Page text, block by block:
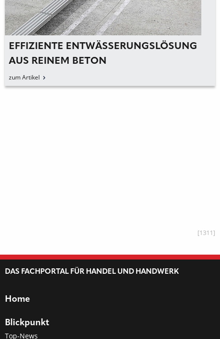
EFFIZIENTE ENTWÄSSERUNGSLÖSUNG
AUS REINEM BETON
zum Artikel
[1311]
DAS FACHPORTAL FÜR HANDEL UND HANDWERK
Home
Blickpunkt
Top-News